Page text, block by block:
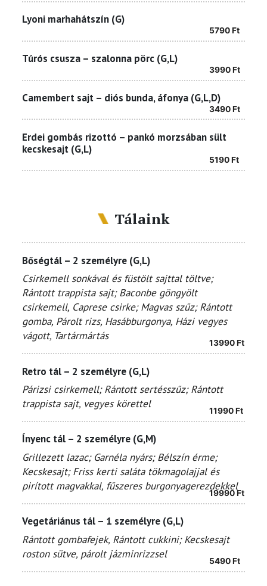
Lyoni marhahátszín (G)
5790Ft
Túrós csusza – szalonna pörc (G,L)
3990Ft
Camembert sajt – diós bunda, áfonya (G,L,D)
3490Ft
Erdei gombás rizottó – pankó morzsában sült
kecskesajt (G,L)
5190Ft
Tálaink
Bőségtál – 2 személyre (G,L)
Csirkemell sonkával és füstölt sajttal töltve;
Rántott trappista sajt; Baconbe göngyölt
csirkemell, Caprese csirke; Magvas szűz; Rántott
gomba, Párolt rizs, Hasábburgonya, Házi vegyes
vágott, Tartármártás
13990Ft
Retro tál – 2 személyre (G,L)
Párizsi csirkemell; Rántott sertésszűz; Rántott
trappista sajt, vegyes körettel
11990Ft
Ínyenc tál – 2 személyre (G,M)
Grillezett lazac; Garnéla nyárs; Bélszín érme;
Kecskesajt; Friss kerti saláta tökmagolajjal és
pirított magvakkal, fűszeres burgonyagerezdekkel
19990 Ft
Vegetáriánus tál – 1 személyre (G,L)
Rántott gombafejek, Rántott cukkini; Kecskesajt
roston sütve, párolt jázminrizzsel
5490Ft